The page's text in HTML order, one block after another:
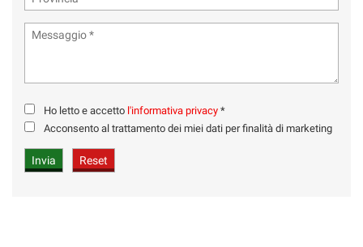
Ho letto e accetto l'informativa privacy *
Acconsento al trattamento dei miei dati per finalità di marketing